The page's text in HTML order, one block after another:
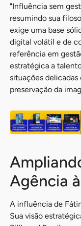
"Influência sem
resumindo sua
exige uma base
digital volátil e de
referência em
estratégica a
situações
preservação da
Agência
A influência de
Sua visão